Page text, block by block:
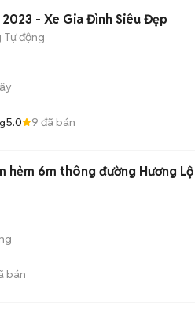
- Xe Gia Đình Siêu Đẹp
Tự động
5.0 9 đã bán
hẻm 6m thông đường Hương Lộ
bán